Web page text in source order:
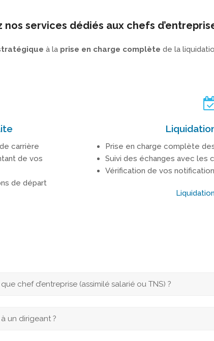
nos services dédiés aux chefs
à la prise en charge complète de la
carrière
de vos
de départ
Prise en charge complète
Suivi des échanges avec les
Vérification de vos
chef d’entreprise (assimilé salarié ou TNS) ?
un dirigeant ?